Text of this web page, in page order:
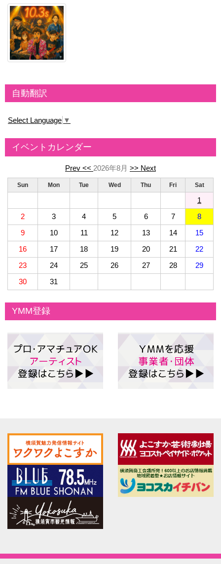
自動翻訳
Select Language ▼
イベントカレンダー
Prev << 2026年8月 >> Next
Sun Mon Tue Wed Thu Fri Sat
1
2
3 4 5 6 7
8
9
10 11 12 13 14
15
16
17 18 19 20 21
22
23
24 25 26 27 28
29
30
31
YMM登録